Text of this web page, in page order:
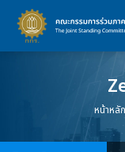
หน้าหลัก